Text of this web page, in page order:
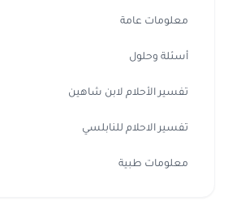
معلومات عامة
أسئلة وحلول
تفسير الأحلام لابن شاهين
تفسير الاحلام للنابلسي
معلومات طبية